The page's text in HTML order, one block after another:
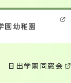
園幼稚園
日出学園同窓会